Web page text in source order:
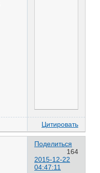
Цитировать
Поделиться
164
2015-12-22
04:47:11